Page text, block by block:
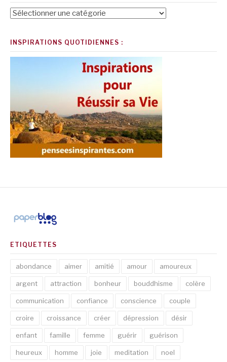
Catégories
INSPIRATIONS QUOTIDIENNES :
ETIQUETTES
abondance aimer amitié amour amoureux
argent attraction bonheur bouddhisme colère
communication confiance conscience couple
croire croissance créer dépression désir
enfant famille femme guérir guérison
heureux homme joie meditation noel